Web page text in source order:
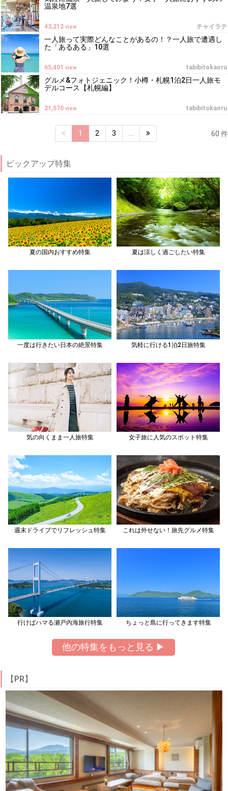
温泉地7選
チャイラテ
43,212 view
一人旅って実際どんなことがあるの！？一人旅で遭遇し
た「あるある」10選
tabibitokaoru
65,401 view
グルメ&フォトジェニック！小樽・札幌1泊2日一人旅モ
デルコース【札幌編】
tabibitokaoru
21,570 view
60 件
1 2 3
ピックアップ特集
夏の国内おすすめ特集 夏は涼しく過ごしたい特集
一度は行きたい日本の絶景特集 気軽に行ける1泊2日旅特集
気の向くまま一人旅特集 女子旅に人気のスポット特集
週末ドライブでリフレッシュ特集 これは外せない！旅先グルメ特集
行けばハマる瀬戸内海旅行特集 ちょっと島に行ってきます特集
他の特集をもっと見る ▶
【PR】